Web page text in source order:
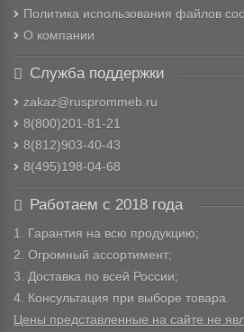
Политика использования файлов
О компании
Служба поддержки
zakaz@rusprommeb.ru
8(800)201-81-21
8(812)903-40-43
8(495)198-04-68
Работаем с 2018 года
1. Гарантия на всю продукцию;
2. Огромный ассортимент;
3. Доставка по всей России;
4. Консультация при выборе товара.
Цены представленные на сайте не